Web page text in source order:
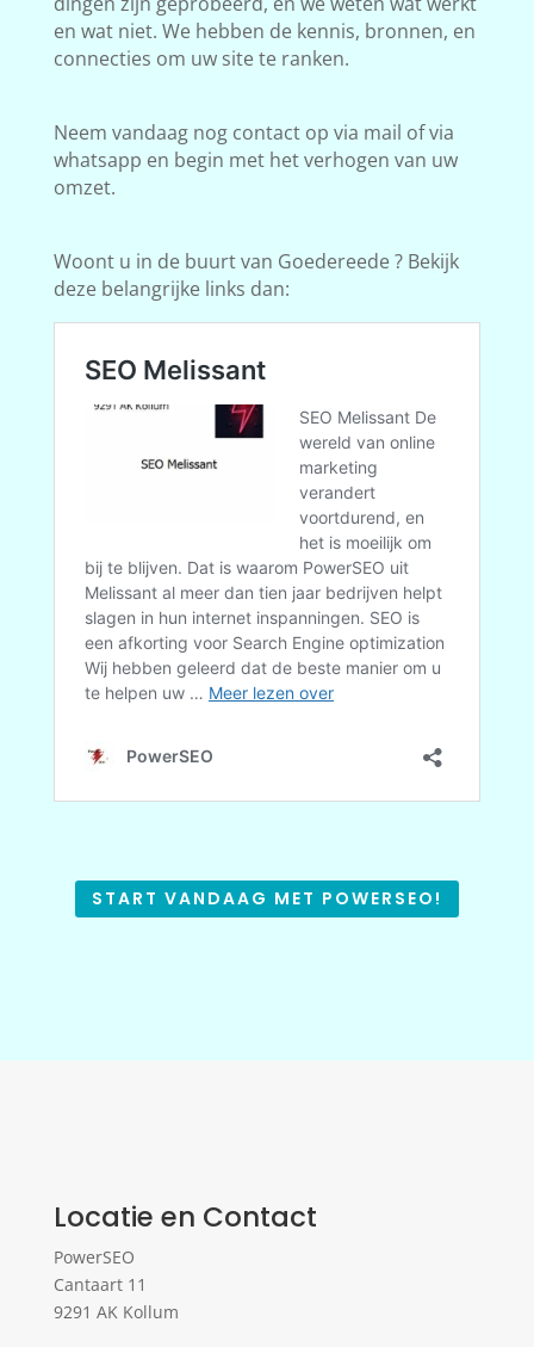
en wat niet. We hebben de kennis, bronnen, en
connecties om uw site te ranken.
Neem vandaag nog contact op via mail of via
whatsapp en begin met het verhogen van uw
omzet.
Woont u in de buurt van Goedereede ? Bekijk
deze belangrijke links dan:
START VANDAAG MET POWERSEO!
Locatie en Contact
PowerSEO
Cantaart 11
9291 AK Kollum